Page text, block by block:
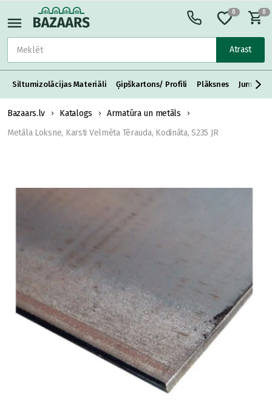
Atrast
0 0
Siltumizolācijas Materiāli Ģipškartons/ Profili Plāksnes Jumta
Bazaars.lv Katalogs
Armatūra un metāls
Metāla Loksne, Karsti Velmēta Tērauda, Kodināta, S235 JR